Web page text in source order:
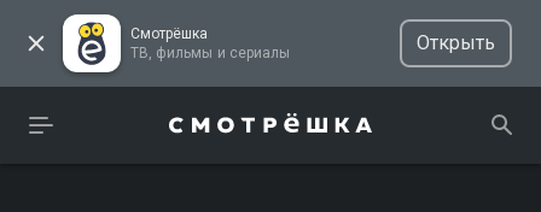
Смотрёшка
ТВ, фильмы и сериалы
Открыть